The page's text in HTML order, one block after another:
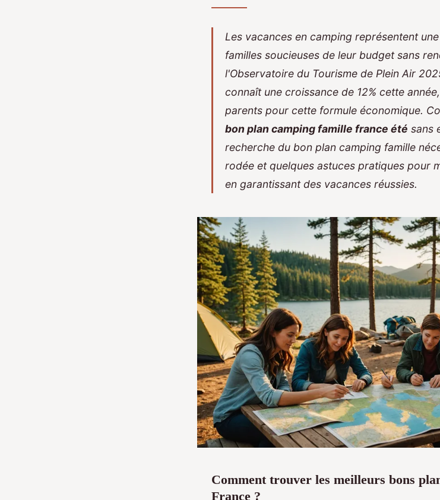
Les vacances en camping représentent
familles soucieuses de leur budget sans
l'Observatoire du Tourisme de Plein Air
connaît une croissance de 12% cette
parents pour cette formule économique.
bon plan camping famille france été sans
recherche du bon plan camping famille
rodée et quelques astuces pratiques pour
en garantissant des vacances réussies.
Comment trouver les meilleurs bons
France ?